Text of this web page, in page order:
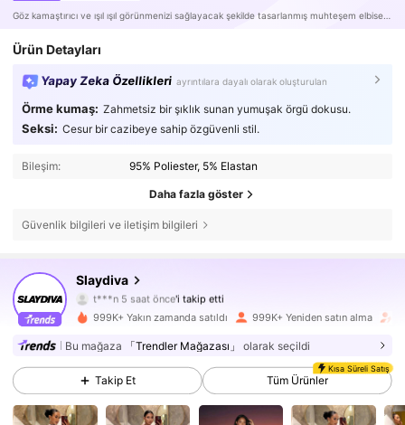
Ürün Detayları
Yapay Zeka Özellikleri ayrıntılara dayalı olarak oluşturulan
Örme kumaş: Zahmetsiz bir şıklık sunan yumuşak örgü dokusu.
Seksi: Cesur bir cazibeye sahip özgüvenli stil.
Bileşim: 95% Poliester, 5% Elastan
Daha fazla göster
Güvenlik bilgileri ve iletişim bilgileri
Slaydiva
t***n 5 saat önce
P***a göz atıyor
4,85
1.1M Takipçiler
4,85 1.1M Takipçiler
999K+ Yakın zamanda satıldı 999K+ Yeniden satın alma
Bu mağaza 「Trendler Mağazası」 olarak seçildi
Takip Et
Kısa Süreli Satış
Tüm Ürünler